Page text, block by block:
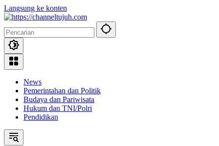
Langsung ke konten
News
Pemerintahan dan Politik
Budaya dan Pariwisata
Hukum dan TNI/Polri
Pendidikan